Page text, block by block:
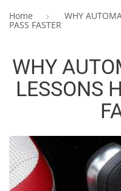
REFERENZEN
KONTAKT
Home WHY
PASS FASTER
WHY
LESSONS